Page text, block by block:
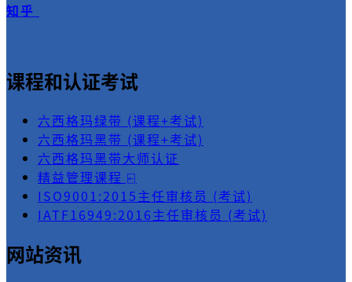
知乎
课程和认证考试
六西格玛绿带 (课程+考试)
六西格玛黑带 (课程+考试)
六西格玛黑带大师认证
精益管理课程 ⍇
ISO9001:2015主任审核员 (考试)
IATF16949:2016主任审核员 (考试)
网站资讯